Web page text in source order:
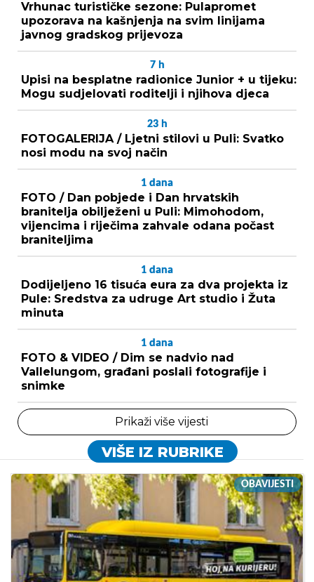
Vrhunac turističke sezone: Pulapromet
upozorava na kašnjenja na svim linijama
javnog gradskog prijevoza
7 h
Upisi na besplatne radionice Junior + u tijeku:
Mogu sudjelovati roditelji i njihova djeca
23 h
FOTOGALERIJA / Ljetni stilovi u Puli: Svatko
nosi modu na svoj način
1 dana
FOTO / Dan pobjede i Dan hrvatskih
branitelja obilježeni u Puli: Mimohodom,
vijencima i riječima zahvale odana počast
braniteljima
1 dana
Dodijeljeno 16 tisuća eura za dva projekta iz
Pule: Sredstva za udruge Art studio i Žuta
minuta
1 dana
FOTO & VIDEO / Dim se nadvio nad
Vallelungom, građani poslali fotografije i
snimke
Prikaži više vijesti
VIŠE IZ RUBRIKE
OBAVIJESTI